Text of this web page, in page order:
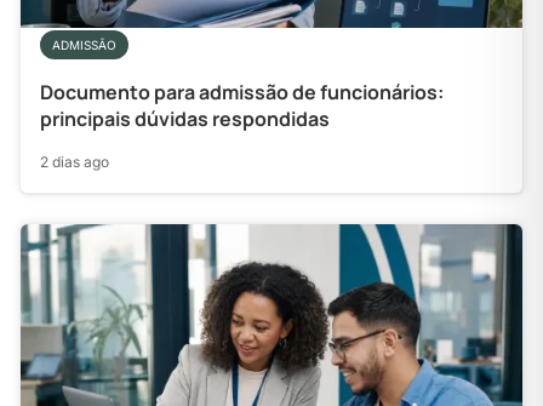
ADMISSÃO
Documento para admissão de funcionários:
principais dúvidas respondidas
2 dias ago